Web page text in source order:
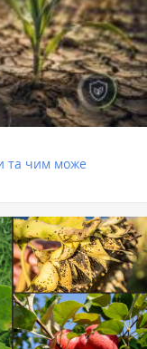
та чим може